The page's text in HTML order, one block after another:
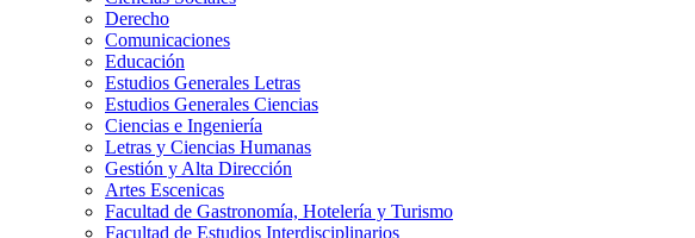
Derecho
Comunicaciones
Educación
Estudios Generales Letras
Estudios Generales Ciencias
Ciencias e Ingeniería
Letras y Ciencias Humanas
Gestión y Alta Dirección
Artes Escenicas
Facultad de Gastronomía, Hotelería y Turismo
Facultad de Estudios Interdisciplinarios